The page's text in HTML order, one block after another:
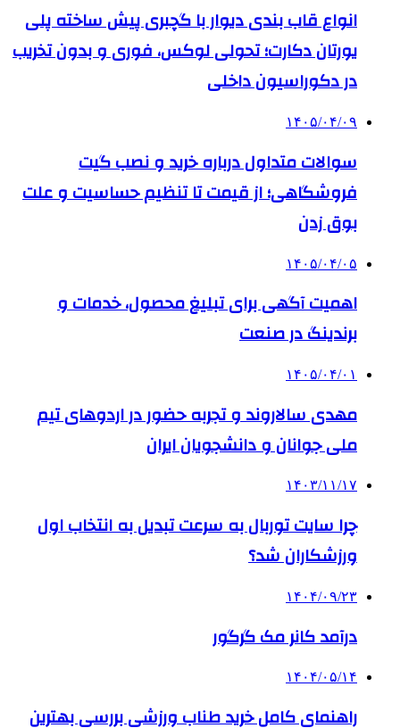
انواع قاب بندی دیوار با گچبری پیش ساخته پلی
یورتان دکارت؛ تحولی لوکس، فوری و بدون تخریب
در دکوراسیون داخلی
۱۴۰۵/۰۴/۰۹
سوالات متداول درباره خرید و نصب گیت
فروشگاهی؛ از قیمت تا تنظیم حساسیت و علت
بوق زدن
۱۴۰۵/۰۴/۰۵
اهمیت آگهی برای تبلیغ محصول، خدمات و
برندینگ در صنعت
۱۴۰۵/۰۴/۰۱
مهدی سالاروند و تجربه حضور در اردوهای تیم
ملی جوانان و دانشجویان ایران
۱۴۰۳/۱۱/۱۷
چرا سایت توربال به ‌سرعت تبدیل به انتخاب اول
ورزشکاران شد؟
۱۴۰۴/۰۹/۲۳
درآمد کانر مک گرگور
۱۴۰۴/۰۵/۱۴
راهنمای کامل خرید طناب ورزشی بررسی بهترین